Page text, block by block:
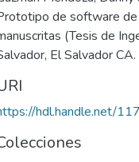
de software de
(Tesis de
El Salvador CA.
hdl.handle.net/